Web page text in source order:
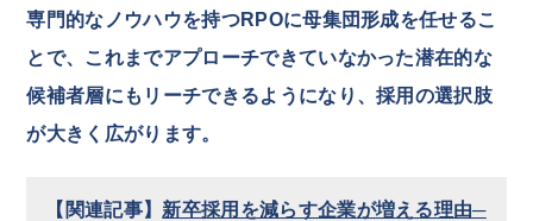
専門的なノウハウを持つRPOに母集団形成を任せるこ
とで、これまでアプローチできていなかった潜在的な
候補者層にもリーチできるようになり、採用の選択肢
が大きく広がります。
【関連記事】 新卒採用を減らす企業が増える理由─